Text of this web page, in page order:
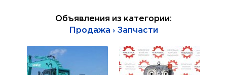
- Вибратор аварийный 5102.3747 12В, - 300 р.
31519; Патриот 3163), - 300 р.
Доставка до транспортной или почты, 200 р.
Объявления из категории:
Продажа › Запчасти